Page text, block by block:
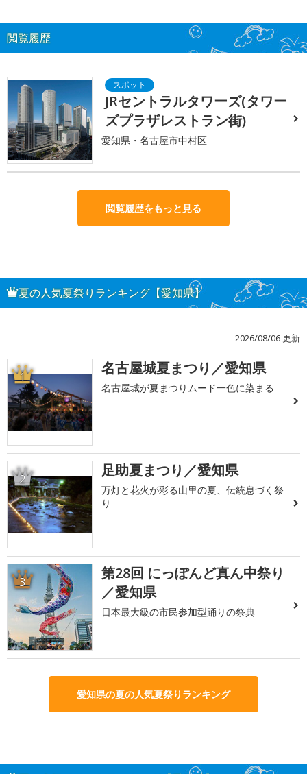
閲覧履歴
JRセントラルタワーズ(タワー
ズプラザレストラン街)
愛知県・名古屋市中村区
閲覧履歴をもっと見る
夏の人気夏祭りランキング【愛知県】
2026/08/06 更新
1 名古屋城夏まつり／愛知県
名古屋城が夏まつりムード一色に染まる
2 足助夏まつり／愛知県
万灯と花火が彩る山里の夏、伝統息づく祭
り
3
第28回 にっぽんど真ん中祭り
／愛知県
日本最大級の市民参加型踊りの祭典
愛知県の夏の人気夏祭りランキング